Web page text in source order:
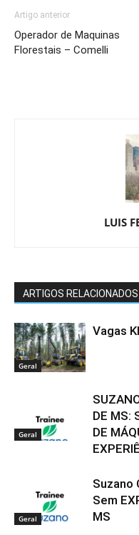
Artigo anterior
Operador de Maquinas
Florestais – Comelli
LUIS
ARTIGOS RELACIONADOS
Geral
Vagas
Geral
DE MS:
DE
Geral
Suzano
Sem
MS